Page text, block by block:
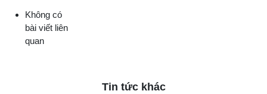
Không có
bài viết liên
quan
Tin tức khác